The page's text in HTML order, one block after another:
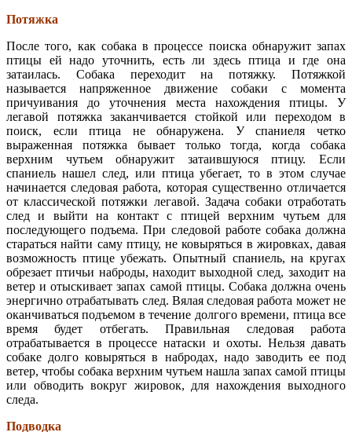
Потяжка
После того, как собака в процессе поиска обнаружит запах
птицы ей надо уточнить, есть ли здесь птица и где она
затаилась. Собака переходит на потяжку. Потяжкой
называется напряженное движение собаки с момента
причуивания до уточнения места нахождения птицы. У
легавой потяжка заканчивается стойкой или переходом в
поиск, если птица не обнаружена. У спаниеля четко
выраженная потяжка бывает только тогда, когда собака
верхним чутьем обнаружит затаившуюся птицу. Если
спаниель нашел след, или птица убегает, то в этом случае
начинается следовая работа, которая существенно отличается
от классической потяжки легавой. Задача собаки отработать
след и выйти на контакт с птицей верхним чутьем для
последующего подъема. При следовой работе собака должна
стараться найти саму птицу, не ковыряться в жировках, давая
возможность птице убежать. Опытный спаниель, на кругах
обрезает птичьи наброды, находит выходной след, заходит на
ветер и отыскивает запах самой птицы. Собака должна очень
энергично отрабатывать след. Вялая следовая работа может не
оканчиваться подъемом в течение долгого времени, птица все
время будет отбегать. Правильная следовая работа
отрабатывается в процессе натаски и охоты. Нельзя давать
собаке долго ковыряться в набродах, надо заводить ее под
ветер, чтобы собака верхним чутьем нашла запах самой птицы
или обводить вокруг жировок, для нахождения выходного
следа.
Подводка